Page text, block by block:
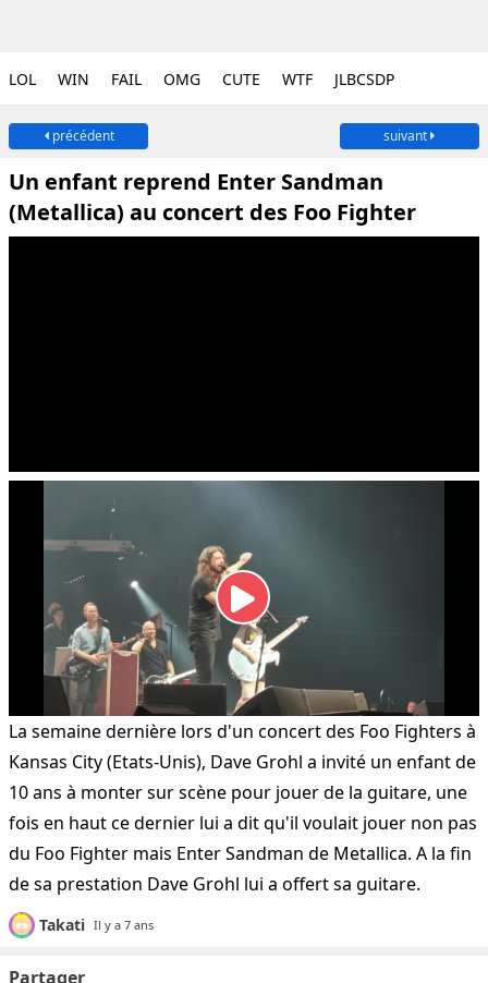
LOL WIN FAIL OMG CUTE WTF JLBCSDP
précédent suivant
Un enfant reprend Enter Sandman
(Metallica) au concert des Foo Fighter
La semaine dernière lors d'un concert des Foo Fighters à
Kansas City (Etats-Unis), Dave Grohl a invité un enfant de
10 ans à monter sur scène pour jouer de la guitare, une
fois en haut ce dernier lui a dit qu'il voulait jouer non pas
du Foo Fighter mais Enter Sandman de Metallica. A la fin
de sa prestation Dave Grohl lui a offert sa guitare.
Takati Il y a 7 ans
Partager